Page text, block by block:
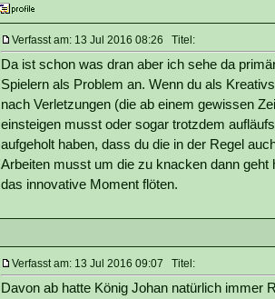
Verfasst am: 13 Jul 2016 08:26 Titel:
Da ist schon was dran aber ich sehe da
Spielern als Problem an. Wenn du als
nach Verletzungen (die ab einem gewissen
einsteigen musst oder sogar trotzdem
aufgeholt haben, dass du die in der Regel
Arbeiten musst um die zu knacken dann
das innovative Moment flöten.
Verfasst am: 13 Jul 2016 09:07 Titel:
Davon ab hatte König Johan natürlich immer